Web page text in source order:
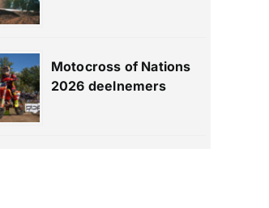
Motocross of Nations
2026 deelnemers